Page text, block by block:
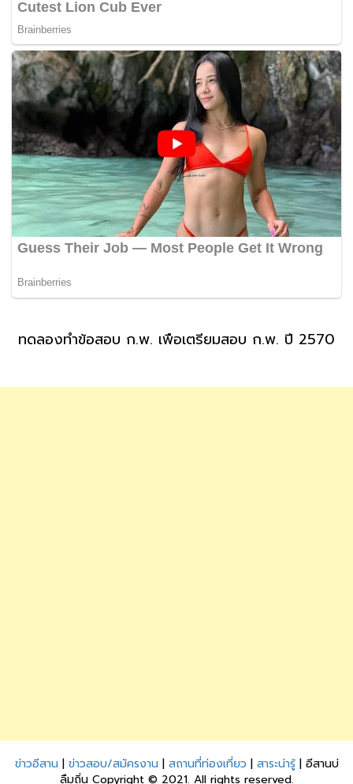
ทดลองทำข้อสอบ ก.พ. เพื่อเตรียมสอบ ก.พ. ปี 2570
ข่าวอีสาน | ข่าวสอบ/สมัครงาน | สถานที่ท่องเที่ยว | สาระน่ารู้| อีสานบ่
ลืมถิ่น Copyright © 2021. All rights reserved.